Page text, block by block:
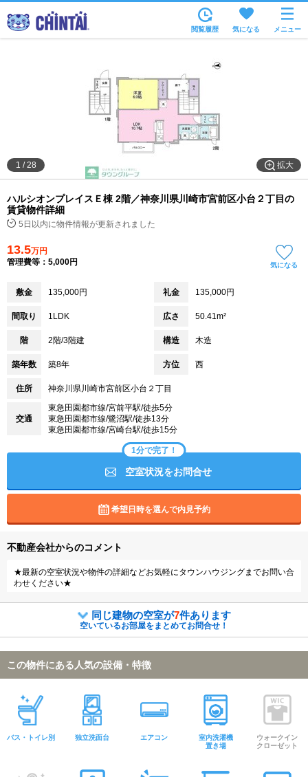
家賃相場から
通勤通学時間から
物件特集から
TOP
閲覧履歴 気になる メニュー
拡大
1 /28
ハルシオンプレイスＥ棟 2階／神奈川県川崎市宮前区小台２丁目の
賃貸物件詳細
5日以内に物件情報が更新されました
13.5万円
管理費等：5,000円
気になる
敷金 135,000円 礼金 135,000円
間取り 1LDK 広さ 50.41m²
階 2階/3階建 構造 木造
築年数 築8年 方位 西
住所 神奈川県川崎市宮前区小台２丁目
交通
東急田園都市線/宮前平駅/徒歩5分
東急田園都市線/鷺沼駅/徒歩13分
東急田園都市線/宮崎台駅/徒歩15分
1分で完了！
空室状況をお問合せ
希望日時を選んで内見予約
不動産会社からのコメント
★最新の空室状況や物件の詳細などお気軽にタウンハウジングまでお問い合
わせください★
同じ建物の空室が7件あります
空いているお部屋をまとめてお問合せ！
この物件にある人気の設備・特徴
バス・トイレ別 独立洗面台 エアコン
室内洗濯機
置き場
ウォークイン
クローゼット